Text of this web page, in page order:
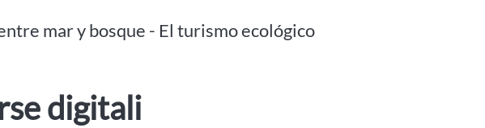
mar y bosque - El turismo ecológico
digitali